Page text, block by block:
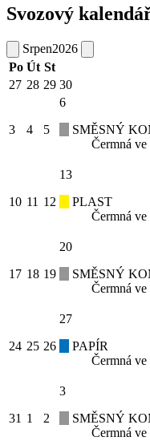
Svozový
Srpen2026
Po Út St
27 28 29 30
3 4 5
6
SMĚSNÝ
Čermná
10 11 12
13
PLAST
Čermná
17 18 19
20
SMĚSNÝ
Čermná
24 25 26
27
PAPÍR
Čermná
31 1 2
3
SMĚSNÝ
Čermná